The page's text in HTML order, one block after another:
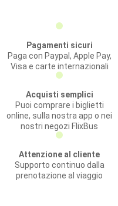
Pagamenti sicuri
Paga con Paypal, Apple Pay,
Visa e carte internazionali
Acquisti semplici
Puoi comprare i biglietti
online, sulla nostra app o nei
nostri negozi FlixBus
Attenzione al cliente
Supporto continuo dalla
prenotazione al viaggio